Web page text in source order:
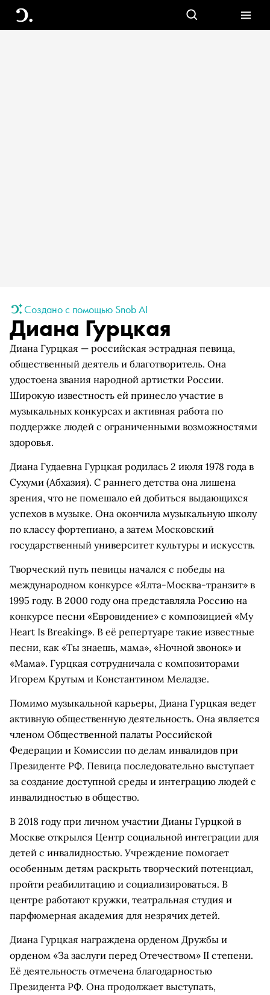
Создано с помощью Snob AI
Диана Гурцкая
Диана Гурцкая — российская эстрадная певица,
общественный деятель и благотворитель. Она
удостоена звания народной артистки России.
Широкую известность ей принесло участие в
музыкальных конкурсах и активная работа по
поддержке людей с ограниченными возможностями
здоровья.
Диана Гудаевна Гурцкая родилась 2 июля 1978 года в
Сухуми (Абхазия). С раннего детства она лишена
зрения, что не помешало ей добиться выдающихся
успехов в музыке. Она окончила музыкальную школу
по классу фортепиано, а затем Московский
государственный университет культуры и искусств.
Творческий путь певицы начался с победы на
международном конкурсе «Ялта-Москва-транзит» в
1995 году. В 2000 году она представляла Россию на
конкурсе песни «Евровидение» с композицией «My
Heart Is Breaking». В её репертуаре такие известные
песни, как «Ты знаешь, мама», «Ночной звонок» и
«Мама». Гурцкая сотрудничала с композиторами
Игорем Крутым и Константином Меладзе.
Помимо музыкальной карьеры, Диана Гурцкая ведет
активную общественную деятельность. Она является
членом Общественной палаты Российской
Федерации и Комиссии по делам инвалидов при
Президенте РФ. Певица последовательно выступает
за создание доступной среды и интеграцию людей с
инвалидностью в общество.
В 2018 году при личном участии Дианы Гурцкой в
Москве открылся Центр социальной интеграции для
детей с инвалидностью. Учреждение помогает
особенным детям раскрыть творческий потенциал,
пройти реабилитацию и социализироваться. В
центре работают кружки, театральная студия и
парфюмерная академия для незрячих детей.
Диана Гурцкая награждена орденом Дружбы и
орденом «За заслуги перед Отечеством» II степени.
Её деятельность отмечена благодарностью
Президента РФ. Она продолжает выступать,